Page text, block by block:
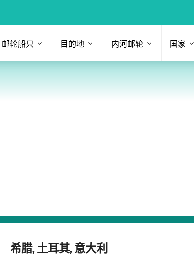
邮轮船只 目的地 内河邮轮 国家
希腊, 土耳其, 意大利